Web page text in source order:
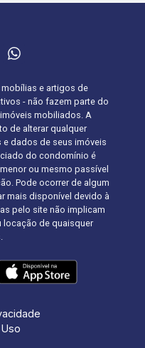
e artigos de
- não fazem parte do
mobiliados. A
de alterar qualquer
dados de seus imóveis
do condomínio é
ou mesmo passível
Pode ocorrer de algum
mais disponível devido à
pelo site não implicam
locação de quaisquer